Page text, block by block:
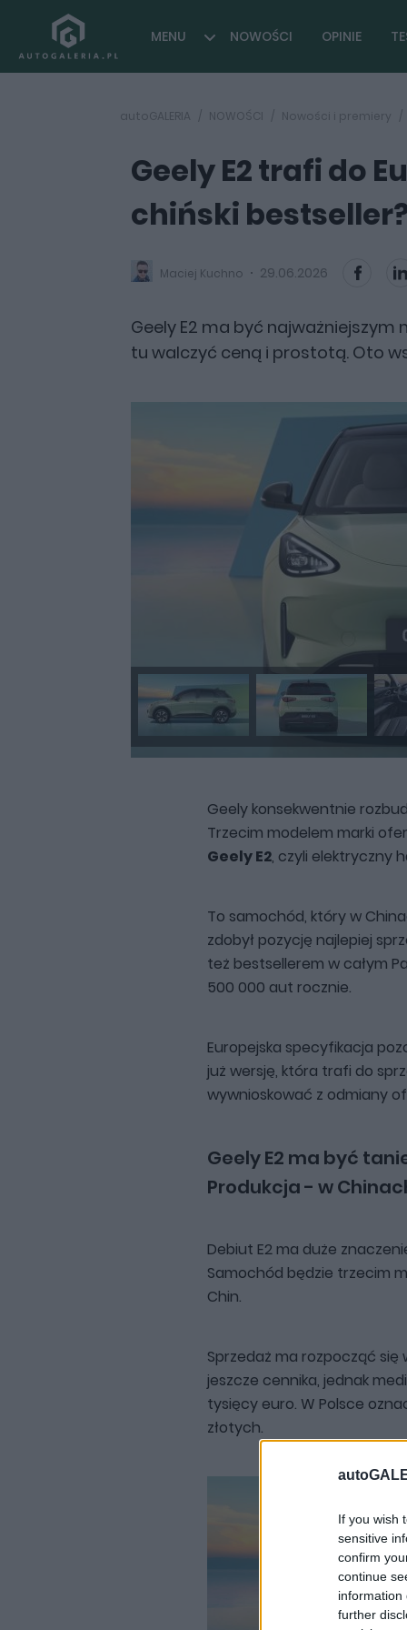
If you wish
sensitive
confirm
continue
information
further
MENU NOWOŚCI OPINIE
autoGALERIA NOWOŚCI Nowości i premiery
Geely E2 trafi do
chiński
Maciej Kuchno 29.06.2026
Geely E2 ma być
tu walczyć ceną i prostotą. Oto
Geely konsekwentnie
Trzecim modelem marki
Geely E2, czyli elektryczny
To samochód, który w
zdobył pozycję najlepiej
też bestsellerem w całym
500 000 aut rocznie.
Europejska specyfikacja
już wersję, która trafi do
wywnioskować z odmiany
Geely E2 ma być
Produkcja - w
Debiut E2 ma duże
Samochód będzie trzecim
Chin.
Sprzedaż ma rozpocząć się
jeszcze cennika, jednak
tysięcy euro. W Polsce
złotych.